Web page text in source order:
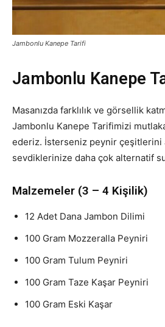
Jambonlu Kanepe Tarifi
Jambonlu Kanepe
Masanızda farklılık ve görsellik
Jambonlu Kanepe Tarifimizi
ederiz. İsterseniz peynir çeşitlerini
sevdiklerinize daha çok alternatif
Malzemeler (3 – 4 Kişilik)
12 Adet Dana Jambon Dilimi
100 Gram Mozzeralla Peyniri
100 Gram Tulum Peyniri
100 Gram Taze Kaşar Peyniri
100 Gram Eski Kaşar